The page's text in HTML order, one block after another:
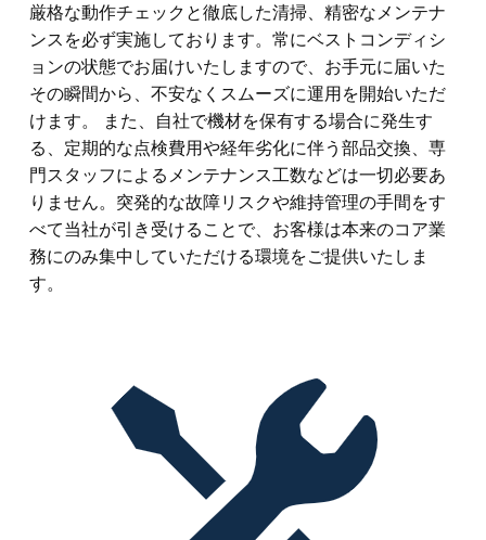
厳格な動作チェックと徹底した清掃、精密なメンテナ
ンスを必ず実施しております。常にベストコンディシ
ョンの状態でお届けいたしますので、お手元に届いた
その瞬間から、不安なくスムーズに運用を開始いただ
けます。 また、自社で機材を保有する場合に発生す
る、定期的な点検費用や経年劣化に伴う部品交換、専
門スタッフによるメンテナンス工数などは一切必要あ
りません。突発的な故障リスクや維持管理の手間をす
べて当社が引き受けることで、お客様は本来のコア業
務にのみ集中していただける環境をご提供いたしま
す。